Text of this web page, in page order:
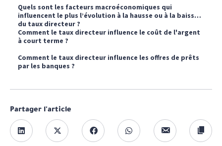
Quels sont les facteurs macroéconomiques qui
influencent le plus l’évolution à la hausse ou à la baisse
du taux directeur ?
Comment le taux directeur influence le coût de l'argent
à court terme ?
Comment le taux directeur influence les offres de prêts
par les banques ?
Partager l'article